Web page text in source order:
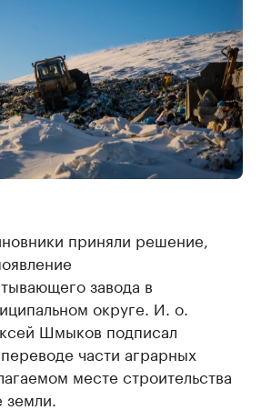
приняли решение,
завода в
округе. И. о.
Шмыков подписал
части аграрных
месте строительства